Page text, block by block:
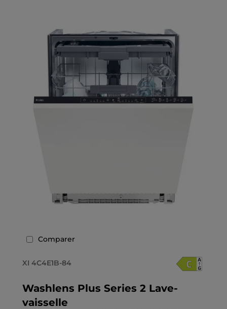
Comparer
XI 4C4E1B-84
Washlens Plus Series 2 Lave-
vaisselle